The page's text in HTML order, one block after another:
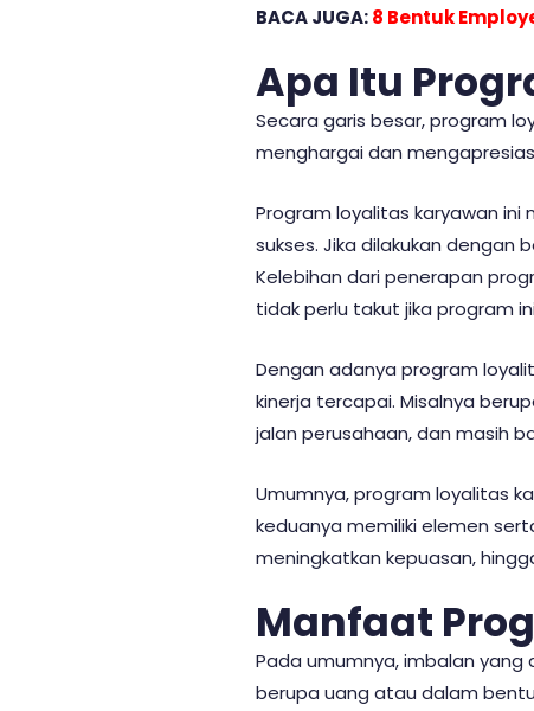
BACA JUGA:8 Bentuk
Apa Itu
Secara garis besar,program
menghargai dan
Program loyalitas karyawan ini
sukses. Jika dilakukan dengan
Kelebihan dari penerapan
tidak perlu takut jika program
Dengan adanya program
kinerja tercapai. Misalnya
jalan perusahaan, dan masih
Umumnya, program loyalitas
keduanya memiliki elemen
meningkatkan kepuasan,
Manfaat
Pada umumnya, imbalan yang
berupa uang atau dalam